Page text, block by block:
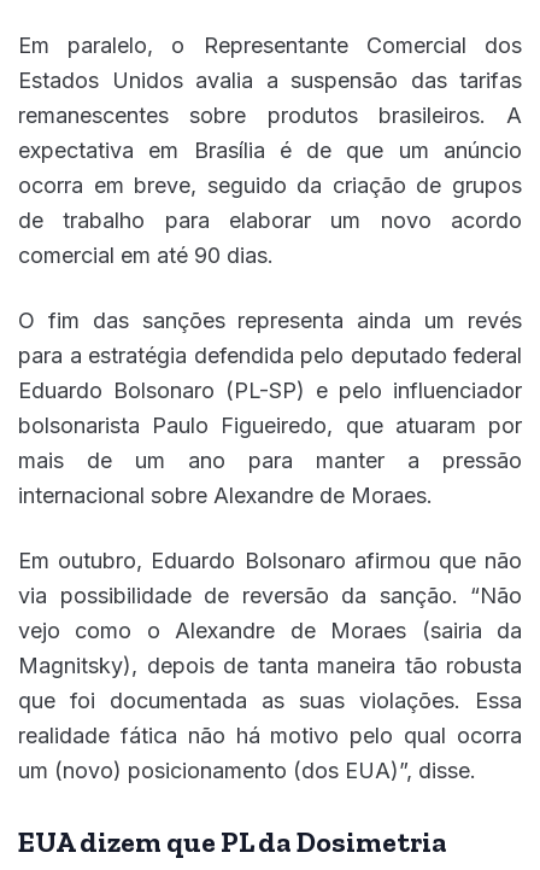
Em paralelo, o Representante Comercial dos
Estados Unidos avalia a suspensão das tarifas
remanescentes sobre produtos brasileiros. A
expectativa em Brasília é de que um anúncio
ocorra em breve, seguido da criação de grupos
de trabalho para elaborar um novo acordo
comercial em até 90 dias.
O fim das sanções representa ainda um revés
para a estratégia defendida pelo deputado federal
Eduardo Bolsonaro (PL-SP) e pelo influenciador
bolsonarista Paulo Figueiredo, que atuaram por
mais de um ano para manter a pressão
internacional sobre Alexandre de Moraes.
Em outubro, Eduardo Bolsonaro afirmou que não
via possibilidade de reversão da sanção. “Não
vejo como o Alexandre de Moraes (sairia da
Magnitsky), depois de tanta maneira tão robusta
que foi documentada as suas violações. Essa
realidade fática não há motivo pelo qual ocorra
um (novo) posicionamento (dos EUA)”, disse.
EUA dizem que PL da Dosimetria